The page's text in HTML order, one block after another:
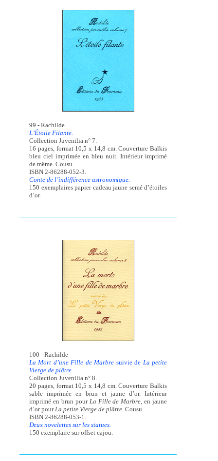
99 - Rachilde
L’Étoile Filante.
Collection Juvenilia n° 7.
16 pages, format 10,5 x 14,8 cm. Couverture Balkis
bleu ciel imprimée en bleu nuit. Intérieur imprimé
de même. Cousu.
ISBN 2-86288-052-3.
Conte de l’indifférence astronomique.
150 exemplaires papier cadeau jaune semé d’étoiles
d’or.
100 - Rachilde
La Mort d’une Fille de Marbre suivie de La petite
Vierge de plâtre.
Collection Juvenilia n° 8.
20 pages, format 10,5 x 14,8 cm. Couverture Balkis
sable imprimée en brun et jaune d’or. Intérieur
imprimé en brun pour La Fille de Marbre, en jaune
d’or pour La petite Vierge de plâtre. Cousu.
ISBN 2-86288-053-1.
Deux novelettes sur les statues.
150 exemplaire sur offset cajou.